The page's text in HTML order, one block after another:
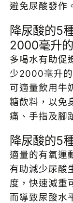
避免尿酸發作
降尿酸的5
2000毫升
多喝水有助促
少2000毫升
可適量飲用牛
糖飲料，以免
痛、手指及腳
降尿酸的5
適量的有氧運
有助減少尿酸
度，快速減重
而導致尿酸水